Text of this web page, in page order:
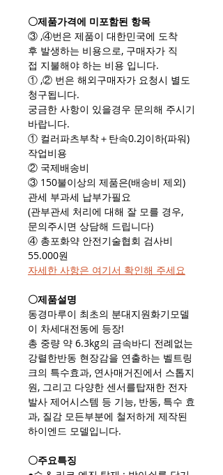
〇제품가격에 미포함된 항목
③ ,④번은 제품이 대한민국에 도착
후 발생하는 비용으로, 구매자가 직
접 지불해야 하는 비용 입니다.
① ,② 번은 해외구매자가 요청시 별도
청구됩니다.
궁금한 사항이 있을경우 문의해 주시기
바랍니다.
① 컬러파츠부착＋탄속0.2J이하(파워)
작업비용
② 국제배송비
③ 150불이상의 제품은(배송비 제외)
관세 부과세 납부가필요
(관부관세 처리에 대해 잘 모를 경우,
문의주시면 상담해 드립니다)
④ 총포화약 안전기술협회 검사비
55.000원
자세한 사항은 여기서 확인해 주세요​
〇제품설명
동경마루이 최초의 분대지원화기모델
이 차세대전동에 등장!
총 중량 약 6.3kg의 금속바디 전례없는
강렬한반동 현장감을 연출하는 벨트링
크의 특수효과, 연사매거진에서 스톱지
원, 그리고 다양한 센서를탑재한 전자
발사 제어시스템 등 기능, 반동, 특수 효
과, 질감 모든부분에 철저하게 제작된
하이엔드 모델입니다.
〇주요특징